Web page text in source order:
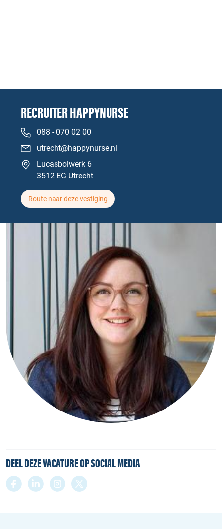
RECRUITER HAPPYNURSE
088 - 070 02 00
utrecht@happynurse.nl
Lucasbolwerk 6
3512 EG Utrecht
Route naar deze vestiging
DEEL DEZE VACATURE OP SOCIAL MEDIA